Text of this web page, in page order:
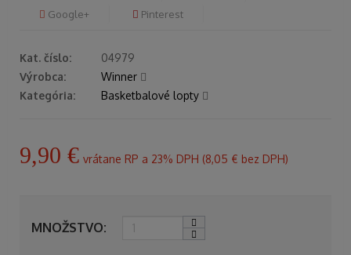
Google+
Pinterest
Kat. číslo:
04979
Výrobca:
Winner
Kategória:
Basketbalové lopty
9,90 € vrátane RP a 23% DPH (8,05 € bez DPH)
MNOŽSTVO: